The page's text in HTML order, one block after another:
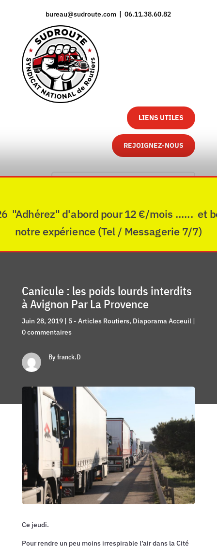
bureau@sudroute.com | 06.11.38.60.82
LIENS UTILES
REJOIGNEZ-NOUS
d'abord pour 12 €/mois ...... et
notre expérience (Tel / Messagerie 7/7)
Canicule : les poids lourds interdits
à Avignon Par La Provence
Juin 28, 2019| 5 - Articles Routiers, Diaporama Acceuil|
0 commentaires
By franck.D
Ce jeudi.
Pour rendre un peu moins irrespirable l’air dans la Cité